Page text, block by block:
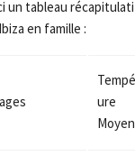
un tableau
en famille :
ure